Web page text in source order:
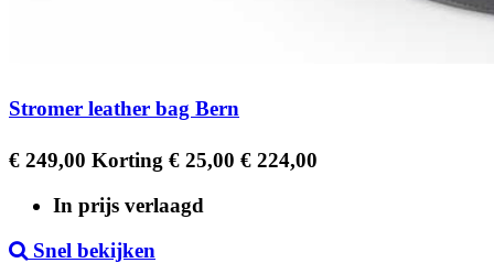
Stromer leather bag Bern
Regular
€ 249,00 Korting € 25,00 Prijs
€ 224,00
In prijs verlaagd
Snel bekijken